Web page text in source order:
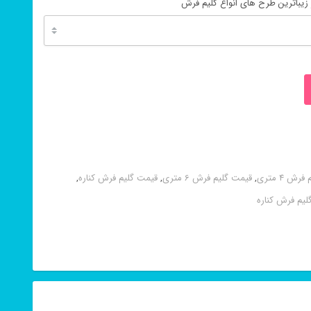
طرح های انواع گلیم فرش
4 متری ,قیمت گلیم فرش 6 متری ,قیمت گلیم فرش کناره,
فرش کناره